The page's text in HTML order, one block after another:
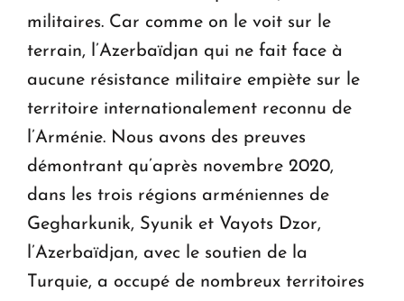
militaires. Car comme on le voit sur le
terrain, l’Azerbaïdjan qui ne fait face à
aucune résistance militaire empiète sur le
territoire internationalement reconnu de
l’Arménie. Nous avons des preuves
démontrant qu’après novembre 2020,
dans les trois régions arméniennes de
Gegharkunik, Syunik et Vayots Dzor,
l’Azerbaïdjan, avec le soutien de la
Turquie, a occupé de nombreux territoires